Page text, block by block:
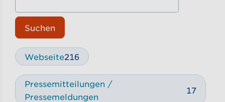
Suchen
Webseite216
Pressemitteilungen /
Pressemeldungen
17